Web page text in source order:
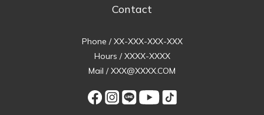
Contact
Phone / XX-XXX-XXX-XXX
Hours / XXXX-XXXX
Mail / XXX@XXXX.COM